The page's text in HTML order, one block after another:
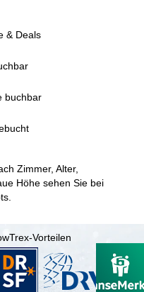
& Deals
buchbar
Zimmer, Alter,
Höhe sehen Sie bei
Vorteilen